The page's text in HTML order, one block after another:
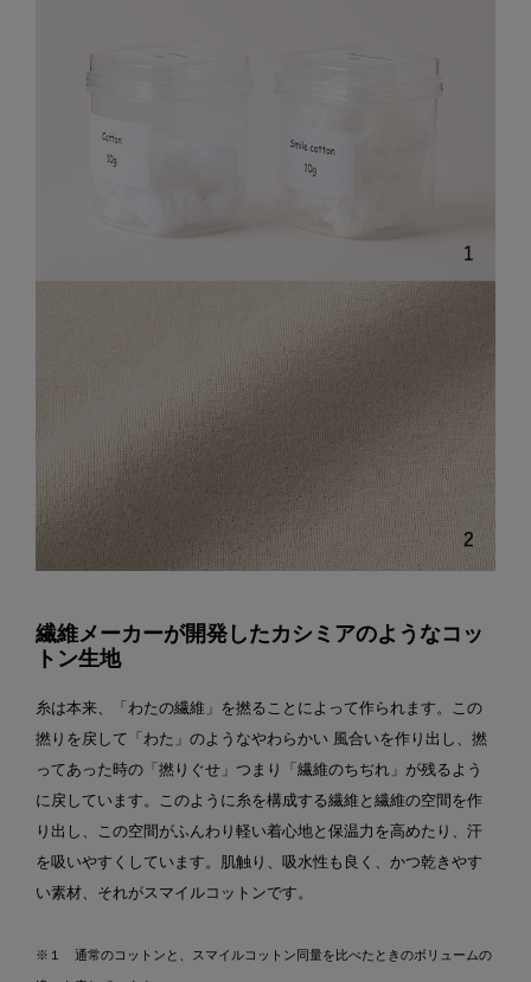
繊維メーカーが開発したカシミアのようなコッ
トン生地
糸は本来、「わたの繊維」を撚ることによって作られます。この
撚りを戻して「わた」のようなやわらかい 風合いを作り出し、撚
ってあった時の「撚りぐせ」つまり「繊維のちぢれ」が残るよう
に戻しています。このように糸を構成する繊維と繊維の空間を作
り出し、この空間がふんわり軽い着心地と保温力を高めたり、汗
を吸いやすくしています。肌触り、吸水性も良く、かつ乾きやす
い素材、それがスマイルコットンです。
※１ 通常のコットンと、スマイルコットン同量を比べたときのボリュームの